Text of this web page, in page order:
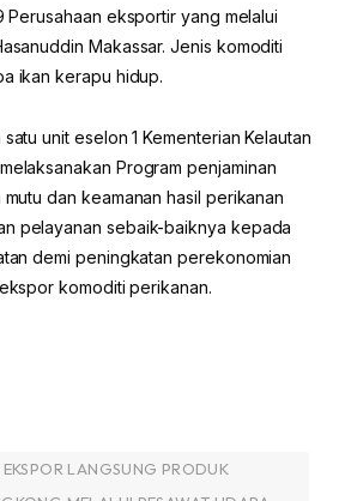
Perusahaan eksportir yang melalui
Makassar. Jenis komoditi
ikan kerapu hidup.
unit eselon 1 Kementerian Kelautan
Program penjaminan
dan keamanan hasil perikanan
pelayanan sebaik-baiknya kepada
demi peningkatan perekonomian
komoditi perikanan.
EKSPOR LANGSUNG PRODUK